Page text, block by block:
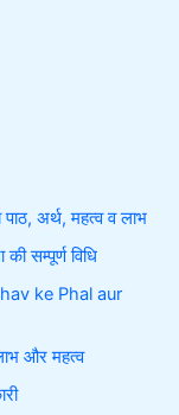
अर्थ, महत्व व लाभ
सम्पूर्ण विधि
ke Phal aur
और महत्व